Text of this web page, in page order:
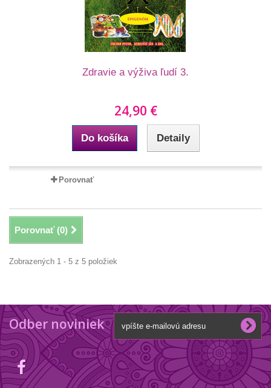
Zdravie a výživa ľudí 3.
24,90 €
Do košíka Detaily
Porovnať
Porovnať (0)
Zobrazených 1 - 5 z 5 položiek
Odber noviniek